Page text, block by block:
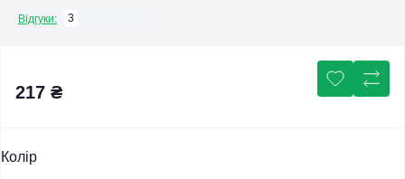
Відгуки: 3
217 ₴
Колір